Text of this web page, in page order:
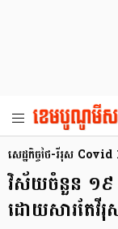
សេដ្ឋកិច្ចថៃ-រីរុស Covid
វិស័យចំនួន ១៩
ដោយសារតែវី